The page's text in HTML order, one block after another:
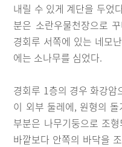
내릴 수 있게 계단을 두었
분은 소란우물천장으로
경회루 서쪽에 있는 네모
에는 소나무를 심었다.
경회루 1층의 경우 화강
이 외부 둘레에, 원형의
부분은 나무기둥으로 조
바깥보다 안쪽의 바닥을